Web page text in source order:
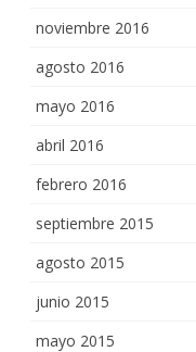
noviembre 2016
agosto 2016
mayo 2016
abril 2016
febrero 2016
septiembre 2015
agosto 2015
junio 2015
mayo 2015